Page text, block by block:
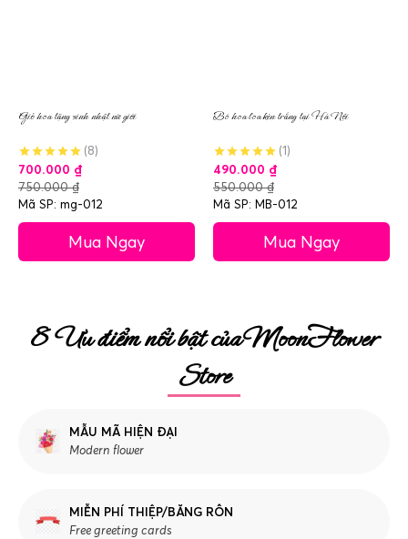
Giỏ hoa tặng sinh nhật nữ giới
(8)
700.000 ₫
750.000₫
Mã SP: mg-012
Mua Ngay
Bó hoa loa kèn trắng tại Hà Nội
(1)
490.000 ₫
550.000₫
Mã SP: MB-012
Mua Ngay
8 Ưu điểm nổi bật của MoonFlower
Store
MẪU MÃ HIỆN ĐẠI
Modern flower
MIỄN PHÍ THIỆP/BĂNG RÔN
Free greeting cards